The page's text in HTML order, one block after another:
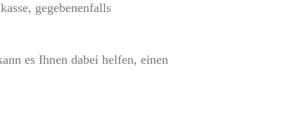
gegebenenfalls
es Ihnen dabei helfen, einen